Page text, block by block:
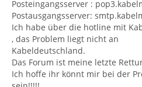
Posteingangsserver :
Postausgangsserver:
Ich habe über die hotline mit
, das Problem liegt nicht an
Kabeldeutschland.
Das Forum ist meine letzte
Ich hoffe ihr könnt mir bei der